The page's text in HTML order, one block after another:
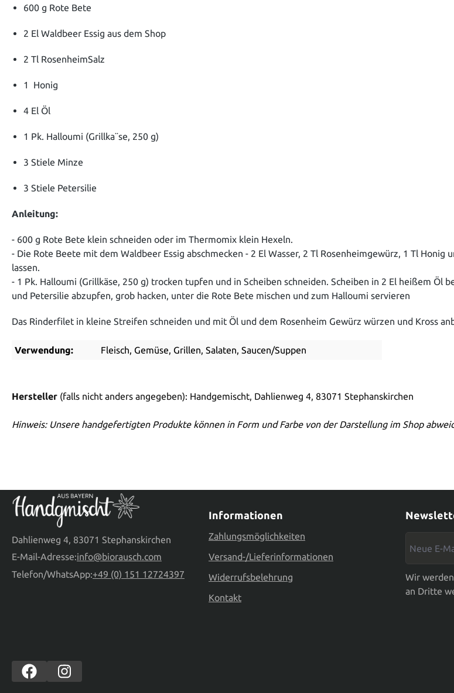
600 g Rote Bete
2 El Waldbeer Essig aus dem Shop
2 Tl RosenheimSalz
1 Honig
4 El Öl
1 Pk. Halloumi (Grillka¨se, 250 g)
3 Stiele Minze
3 Stiele Petersilie
Anleitung:
- 600 g Rote Bete klein schneiden oder im Thermomix klein Hexeln.
- Die Rote Beete mit dem Waldbeer Essig abschmecken - 2 El Wasser, 2 Tl Rosenheimgewürz, 1 Tl
lassen.
- 1 Pk. Halloumi (Grillkäse, 250 g) trocken tupfen und in Scheiben schneiden. Scheiben in 2 El heißem
und Petersilie abzupfen, grob hacken, unter die Rote Bete mischen und zum Halloumi servieren
Das Rinderfilet in kleine Streifen schneiden und mit Öl und dem Rosenheim Gewürz würzen und Kross
Verwendung: Fleisch, Gemüse, Grillen, Salaten, Saucen/Suppen
Hersteller (falls nicht anders angegeben): Handgemischt, Dahlienweg 4, 83071 Stephanskirchen
Hinweis: Unsere handgefertigten Produkte können in Form und Farbe von der Darstellung im Shop
Dahlienweg 4, 83071 Stephanskirchen
E-Mail-Adresse:info@biorausch.com
Telefon/WhatsApp:+49 (0) 151 12724397
Informationen
Zahlungsmöglichkeiten
Versand-/Lieferinformationen
Widerrufsbelehrung
Kontakt
Neue E-
Wir
an Dritte